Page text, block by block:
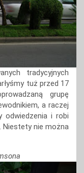
tradycyjnych
tuż przed 17
grupę
a raczej
odwiedzenia i robi
Niestety nie można